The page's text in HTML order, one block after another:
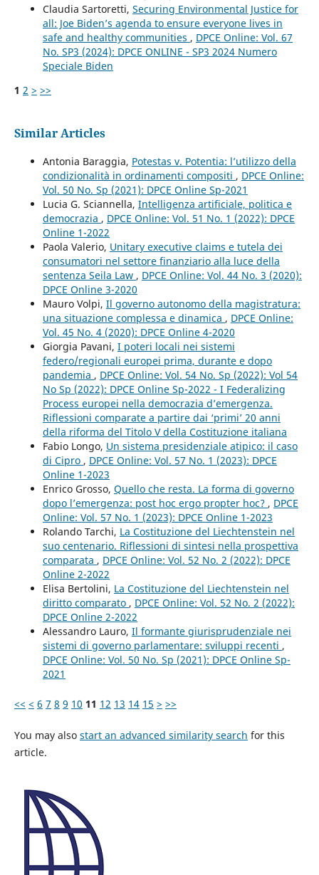
Claudia Sartoretti, Securing Environmental Justice for
all: Joe Biden’s agenda to ensure everyone lives in
safe and healthy communities , DPCE Online: Vol. 67
No. SP3 (2024): DPCE ONLINE - SP3 2024 Numero
Speciale Biden
1 2 > >>
Similar Articles
Antonia Baraggia, Potestas v. Potentia: l’utilizzo della
condizionalità in ordinamenti compositi , DPCE Online:
Vol. 50 No. Sp (2021): DPCE Online Sp-2021
Lucia G. Sciannella, Intelligenza artificiale, politica e
democrazia , DPCE Online: Vol. 51 No. 1 (2022): DPCE
Online 1-2022
Paola Valerio, Unitary executive claims e tutela dei
consumatori nel settore finanziario alla luce della
sentenza Seila Law , DPCE Online: Vol. 44 No. 3 (2020):
DPCE Online 3-2020
Mauro Volpi, Il governo autonomo della magistratura:
una situazione complessa e dinamica , DPCE Online:
Vol. 45 No. 4 (2020): DPCE Online 4-2020
Giorgia Pavani, I poteri locali nei sistemi
federo/regionali europei prima, durante e dopo
pandemia , DPCE Online: Vol. 54 No. Sp (2022): Vol 54
No Sp (2022): DPCE Online Sp-2022 - I Federalizing
Process europei nella democrazia d’emergenza.
Riflessioni comparate a partire dai ‘primi’ 20 anni
della riforma del Titolo V della Costituzione italiana
Fabio Longo, Un sistema presidenziale atipico: il caso
di Cipro , DPCE Online: Vol. 57 No. 1 (2023): DPCE
Online 1-2023
Enrico Grosso, Quello che resta. La forma di governo
dopo l’emergenza: post hoc ergo propter hoc? , DPCE
Online: Vol. 57 No. 1 (2023): DPCE Online 1-2023
Rolando Tarchi, La Costituzione del Liechtenstein nel
suo centenario. Riflessioni di sintesi nella prospettiva
comparata , DPCE Online: Vol. 52 No. 2 (2022): DPCE
Online 2-2022
Elisa Bertolini, La Costituzione del Liechtenstein nel
diritto comparato , DPCE Online: Vol. 52 No. 2 (2022):
DPCE Online 2-2022
Alessandro Lauro, Il formante giurisprudenziale nei
sistemi di governo parlamentare: sviluppi recenti ,
DPCE Online: Vol. 50 No. Sp (2021): DPCE Online Sp-
2021
<< < 6 7 8 9 10 11 12 13 14 15 > >>
You may also start an advanced similarity search for this
article.